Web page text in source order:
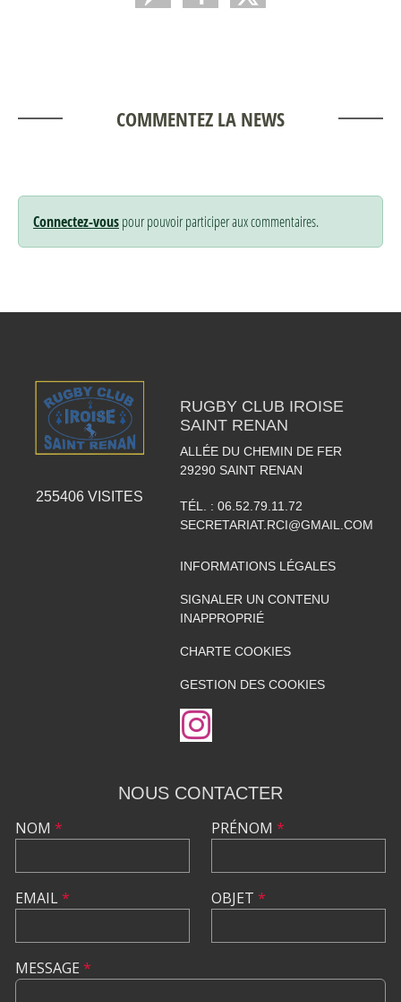
COMMENTEZ LA NEWS
Connectez-vouspour pouvoir participer aux commentaires.
255406 VISITES
RUGBY CLUB IROISE
SAINT RENAN
ALLÉE DU CHEMIN DE FER
29290 SAINT RENAN
TÉL. : 06.52.79.11.72
SECRETARIAT.RCI@GMAIL.COM
INFORMATIONS LÉGALES
SIGNALER UN CONTENU
INAPPROPRIÉ
CHARTE COOKIES
GESTION DES COOKIES
NOUS CONTACTER
NOM *
EMAIL*
PRÉNOM *
OBJET *
MESSAGE *